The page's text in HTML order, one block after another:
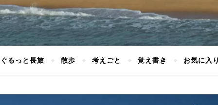
ぐるっと長旅 散歩 考えごと 覚え書き お気に入